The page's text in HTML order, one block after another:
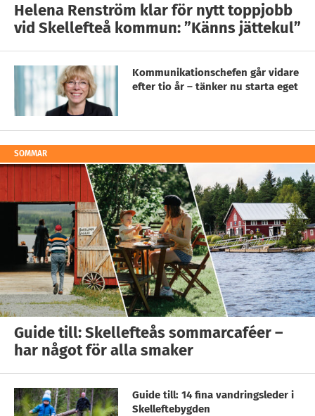
Helena Renström klar för nytt toppjobb
vid Skellefteå kommun: ”Känns jättekul”
Kommunikationschefen går vidare
efter tio år – tänker nu starta eget
SOMMAR
Guide till: Skellefteås sommarcaféer –
har något för alla smaker
Guide till: 14 fina vandringsleder i
Skelleftebygden